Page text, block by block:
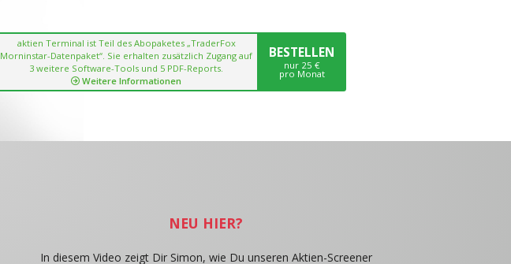
aktien Terminal ist Teil des Abopaketes „TraderFox
Morninstar-Datenpaket“. Sie erhalten zusätzlich Zugang auf
3 weitere Software-Tools und 5 PDF-Reports.
Weitere Informationen
BESTELLEN
nur 25 €
pro Monat
NEU HIER?
In diesem Video zeigt Dir Simon, wie Du unseren Aktien-Screener